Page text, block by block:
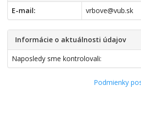
E-mail: vrbove@vub.sk
Informácie o aktuálnosti údajov
Naposledy sme kontrolovali:
Podmienky